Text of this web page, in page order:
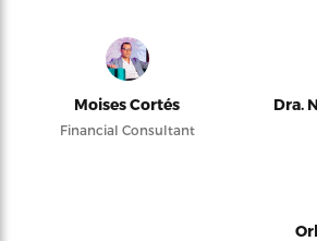
Moises Cortés
Financial Consultant
Dra.